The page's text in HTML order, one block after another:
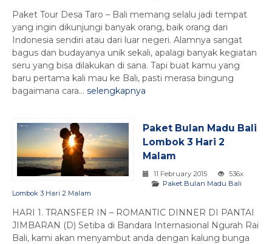
Paket Tour Desa Taro – Bali memang selalu jadi tempat
yang ingin dikunjungi banyak orang, baik orang dari
Indonesia sendiri atau dari luar negeri. Alamnya sangat
bagus dan budayanya unik sekali, apalagi banyak kegiatan
seru yang bisa dilakukan di sana. Tapi buat kamu yang
baru pertama kali mau ke Bali, pasti merasa bingung
bagaimana cara... selengkapnya
Paket Bulan Madu Bali
Lombok 3 Hari 2
Malam
11 February 2015
536x
Paket Bulan Madu Bali
Lombok 3 Hari 2 Malam
HARI 1. TRANSFER IN – ROMANTIC DINNER DI PANTAI
JIMBARAN (D) Setiba di Bandara Internasional Ngurah Rai
Bali, kami akan menyambut anda dengan kalung bunga